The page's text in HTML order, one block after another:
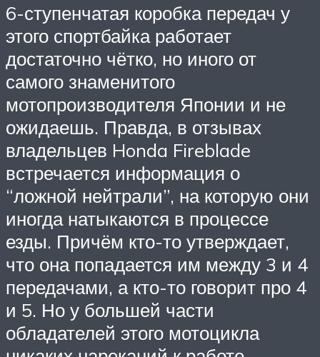
6-ступенчатая коробка передач у
этого спортбайка работает
достаточно чётко, но иного от
самого знаменитого
мотопроизводителя Японии и не
ожидаешь. Правда, в отзывах
владельцев Honda Fireblade
встречается информация о
“ложной нейтрали”, на которую они
иногда натыкаются в процессе
езды. Причём кто-то утверждает,
что она попадается им между 3 и 4
передачами, а кто-то говорит про 4
и 5. Но у большей части
обладателей этого мотоцикла